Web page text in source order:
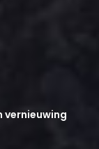
vernieuwing